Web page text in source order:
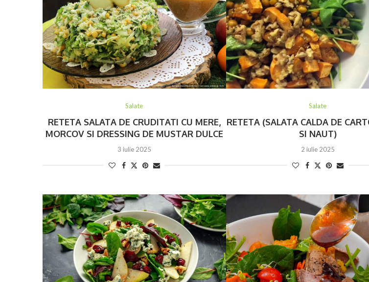
Salate
RETETA SALATA DE CRUDITATI CU MERE,
MORCOV SI DRESSING DE MUSTAR DULCE
3 iulie 2025
Salate
RETETA (SALATA CALDA DE
SI NAUT)
2 iulie 2025